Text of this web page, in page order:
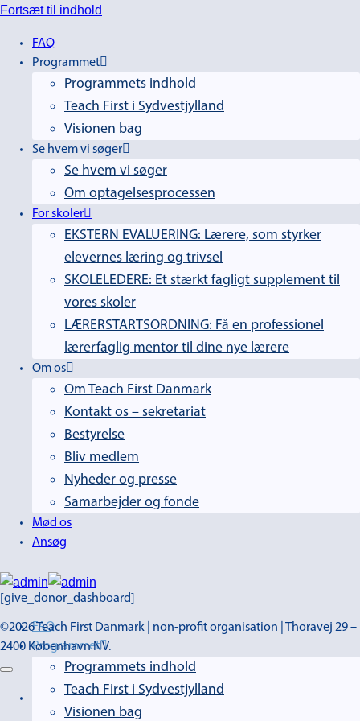
Fortsæt til indhold
FAQ
Programmet
Programmets indhold
Teach First i Sydvestjylland
Visionen bag
Se hvem vi søger
Se hvem vi søger
Om optagelsesprocessen
For skoler
EKSTERN EVALUERING: Lærere, som styrker
elevernes læring og trivsel
SKOLELEDERE: Et stærkt fagligt supplement til
vores skoler
LÆRERSTARTSORDNING: Få en professionel
lærerfaglig mentor til dine nye lærere
Om os
Om Teach First Danmark
Kontakt os – sekretariat
Bestyrelse
Bliv medlem
Nyheder og presse
Samarbejder og fonde
Mød os
Ansøg
FAQ
Programmet
Programmets indhold
Teach First i Sydvestjylland
Visionen bag
[give_donor_dashboard]
©2026 Teach First Danmark | non-profit organisation | Thoravej 29 –
2400 København NV.